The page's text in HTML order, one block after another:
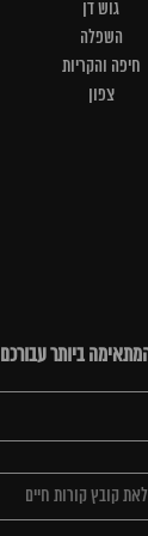
גוש דן
השפלה
חיפה והקריות
צפון
ביותר עבורכם
קובץ קורות חיים